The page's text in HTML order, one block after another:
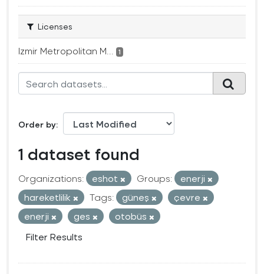
Licenses
Izmir Metropolitan M... 1
Order by
1 dataset found
Organizations: eshot Groups:
enerji
hareketlilik
Tags: güneş
çevre
enerji
ges
otobüs
Filter Results